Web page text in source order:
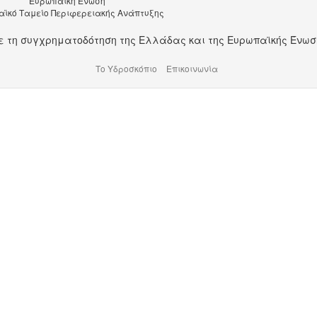
Ταμείο Περιφερειακής Ανάπτυξης
τη συγχρηματοδότηση της Ελλάδας και της Ευρωπαϊκής
Το Υδροσκόπιο Επικοινωνία